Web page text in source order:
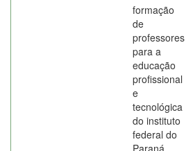
formação
de
professores
para a
educação
profissional
e
tecnológica
do instituto
federal do
Paraná